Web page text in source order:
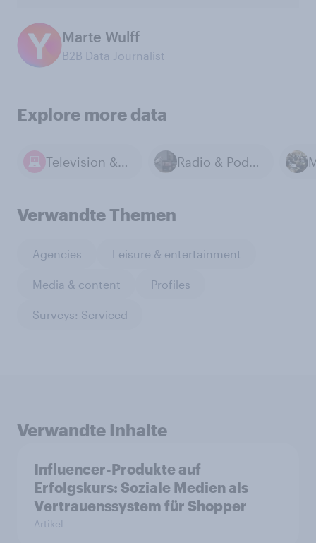
Marte Wulff
B2B Data Journalist
Explore more data
Television & Streaming Radio & Podcasts
Verwandte Themen
Agencies Leisure & entertainment
Media & content Profiles
Surveys: Serviced
Verwandte Inhalte
Influencer-Produkte auf
Erfolgskurs: Soziale Medien als
Vertrauenssystem für Shopper
Artikel